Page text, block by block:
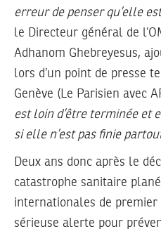
erreur de penser qu’elle
le Directeur général de
Adhanom Ghebreyesus,
lors d’un point de presse
Genève (Le Parisien avec
est loin d’être terminée et
si elle n’est pas finie
Deux ans donc après le
catastrophe sanitaire
internationales de
sérieuse alerte pour